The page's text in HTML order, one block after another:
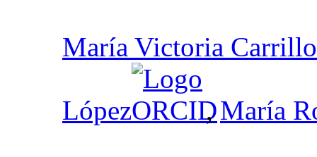
María Victoria
López ,María